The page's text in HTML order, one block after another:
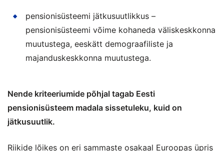
pensionisüsteemi jätkusuutlikkus –
pensionisüsteemi võime kohaneda väliskeskkonna
muutustega, eeskätt demograafiliste ja
majanduskeskkonna muutustega.
Nende kriteeriumide põhjal tagab Eesti
pensionisüsteem madala sissetuleku, kuid on
jätkusuutlik.
Riikide lõikes on eri sammaste osakaal Euroopas üpris